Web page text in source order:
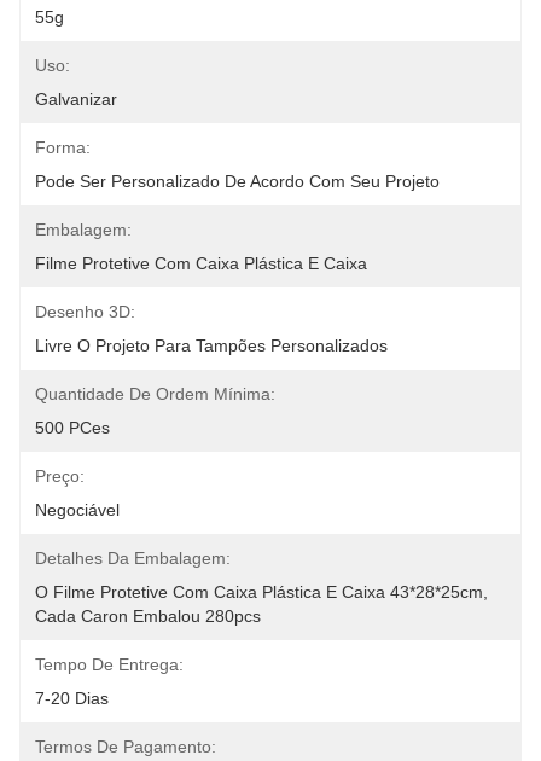
55g
Uso:
Galvanizar
Forma:
Pode Ser Personalizado De Acordo Com Seu Projeto
Embalagem:
Filme Protetive Com Caixa Plástica E Caixa
Desenho 3D:
Livre O Projeto Para Tampões Personalizados
Quantidade De Ordem Mínima:
500 PCes
Preço:
Negociável
Detalhes Da Embalagem:
O Filme Protetive Com Caixa Plástica E Caixa 43*28*25cm,
Cada Caron Embalou 280pcs
Tempo De Entrega:
7-20 Dias
Termos De Pagamento: